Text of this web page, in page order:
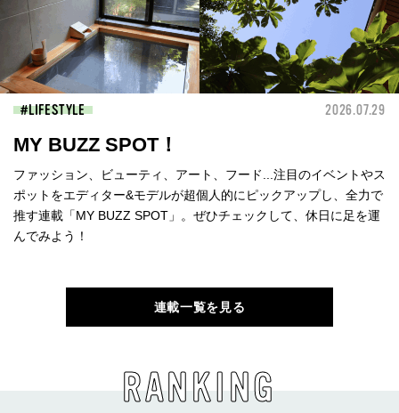
LIFESTYLE 2026.07.29
MY BUZZ SPOT！
ファッション、ビューティ、アート、フード...注目のイベントやス
ポットをエディター&モデルが超個人的にピックアップし、全力で
推す連載「MY BUZZ SPOT」。ぜひチェックして、休日に足を運
んでみよう！
連載一覧を見る
RANKING